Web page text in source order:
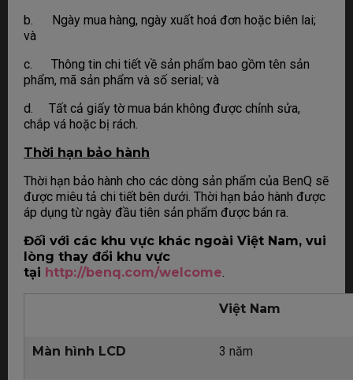
b. Ngày mua hàng, ngày xuất hoá đơn hoặc biên lai;
và
c. Thông tin chi tiết về sản phẩm bao gồm tên sản
phẩm, mã sản phẩm và số serial; và
d. Tất cả giấy tờ mua bán không được chỉnh sửa,
chắp vá hoặc bị rách.
Thời hạn bảo hành
Thời hạn bảo hành cho các dòng sản phẩm của BenQ sẽ
được miêu tả chi tiết bên dưới. Thời hạn bảo hành được
áp dụng từ ngày đầu tiên sản phẩm được bán ra.
Đối với các khu vực khác ngoài Việt Nam, vui
lòng thay đổi khu vực
tại http://benq.com/welcome
Việt Nam
Màn hình LCD 3 năm